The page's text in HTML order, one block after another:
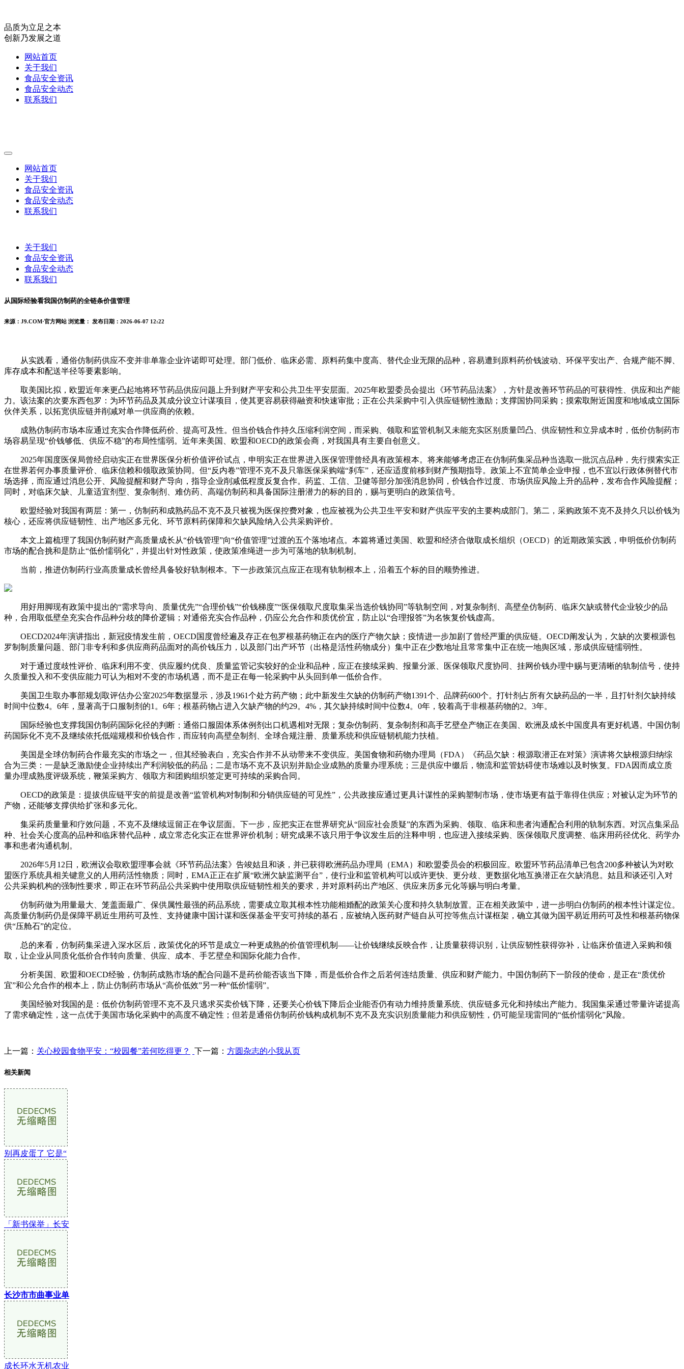
品质为立足之本
创新乃发展之道
网站首页
关于我们
食品安全资讯
食品安全动态
联系我们
网站首页
关于我们
食品安全资讯
食品安全动态
联系我们
关于我们
食品安全资讯
食品安全动态
联系我们
从国际经验看我国仿制药的全链条价值管理
来源：J9.COM·官方网站 浏览量： 发布日期：2026-06-07 12:22
从实践看，通俗仿制药供应不变并非单靠企业许诺即可处理。部门低价、临床必需、原料药集中度高、替代企业无限的品种，容易遭到原料药价钱波动、环保平安出产、合规产能不脚、
库存成本和配送半径等要素影响。
取美国比拟，欧盟近年来更凸起地将环节药品供应问题上升到财产平安和公共卫生平安层面。2025年欧盟委员会提出《环节药品法案》，方针是改善环节药品的可获得性、供应和出产能
力。该法案的次要东西包罗：为环节药品及其成分设立计谋项目，使其更容易获得融资和快速审批；正在公共采购中引入供应链韧性激励；支撑国协同采购；摸索取附近国度和地域成立国际
伙伴关系，以拓宽供应链并削减对单一供应商的依赖。
成熟仿制药市场本应通过充实合作降低药价、提高可及性。但当价钱合作持久压缩利润空间，而采购、领取和监管机制又未能充实区别质量凹凸、供应韧性和立异成本时，低价仿制药市
场容易呈现“价钱够低、供应不稳”的布局性懦弱。近年来美国、欧盟和OECD的政策会商，对我国具有主要自创意义。
2025年国度医保局曾经启动实正在世界医保分析价值评价试点，申明实正在世界进入医保管理曾经具有政策根本。将来能够考虑正在仿制药集采品种当选取一批沉点品种，先行摸索实正
在世界若何办事质量评价、临床信赖和领取政策协同。但“反内卷”管理不克不及只靠医保采购端“刹车”，还应适度前移到财产预期指导。政策上不宜简单企业申报，也不宜以行政体例替代市
场选择，而应通过消息公开、风险提醒和财产导向，指导企业削减低程度反复合作。药监、工信、卫健等部分加强消息协同，价钱合作过度、市场供应风险上升的品种，发布合作风险提醒；
同时，对临床欠缺、儿童适宜剂型、复杂制剂、难仿药、高端仿制药和具备国际注册潜力的标的目的，赐与更明白的政策信号。
欧盟经验对我国有两层：第一，仿制药和成熟药品不克不及只被视为医保控费对象，也应被视为公共卫生平安和财产供应平安的主要构成部门。第二，采购政策不克不及持久只以价钱为
核心，还应将供应链韧性、出产地区多元化、环节原料药保障和欠缺风险纳入公共采购评价。
本文上篇梳理了我国仿制药财产高质量成长从“价钱管理”向“价值管理”过渡的五个落地堵点。本篇将通过美国、欧盟和经济合做取成长组织（OECD）的近期政策实践，申明低价仿制药
市场的配合挑和是防止“低价懦弱化”，并提出针对性政策，使政策准绳进一步为可落地的轨制机制。
当前，推进仿制药行业高质量成长曾经具备较好轨制根本。下一步政策沉点应正在现有轨制根本上，沿着五个标的目的顺势推进。
用好用脚现有政策中提出的“需求导向、质量优先”“合理价钱”“价钱梯度”“医保领取尺度取集采当选价钱协同”等轨制空间，对复杂制剂、高壁垒仿制药、临床欠缺或替代企业较少的品
种，合用取低壁垒充实合作品种分歧的降价逻辑；对通俗充实合作品种，仍应公允合作和质优价宜，防止以“合理报答”为名恢复价钱虚高。
OECD2024年演讲指出，新冠疫情发生前，OECD国度曾经遍及存正在包罗根基药物正在内的医疗产物欠缺；疫情进一步加剧了曾经严重的供应链。OECD阐发认为，欠缺的次要根源包
罗制制质量问题、部门非专利和多供应商药品面对的高价钱压力，以及部门出产环节（出格是活性药物成分）集中正在少数地址且常常集中正在统一地舆区域，形成供应链懦弱性。
对于通过度歧性评价、临床利用不变、供应履约优良、质量监管记实较好的企业和品种，应正在接续采购、报量分派、医保领取尺度协同、挂网价钱办理中赐与更清晰的轨制信号，使持
久质量投入和不变供应能力可认为相对不变的市场机遇，而不是正在每一轮采购中从头回到单一低价合作。
美国卫生取办事部规划取评估办公室2025年数据显示，涉及1961个处方药产物；此中新发生欠缺的仿制药产物1391个、品牌药600个。打针剂占所有欠缺药品的一半，且打针剂欠缺持续
时间中位数4。6年，显著高于口服制剂的1。6年；根基药物占进入欠缺产物的约29。4%，其欠缺持续时间中位数4。0年，较着高于非根基药物的2。3年。
国际经验也支撑我国仿制药国际化径的判断：通俗口服固体系体例剂出口机遇相对无限；复杂仿制药、复杂制剂和高手艺壁垒产物正在美国、欧洲及成长中国度具有更好机遇。中国仿制
药国际化不克不及继续依托低端规模和价钱合作，而应转向高壁垒制剂、全球合规注册、质量系统和供应链韧机能力扶植。
美国是全球仿制药合作最充实的市场之一，但其经验表白，充实合作并不从动带来不变供应。美国食物和药物办理局（FDA）《药品欠缺：根源取潜正在对策》演讲将欠缺根源归纳综
合为三类：一是缺乏激励使企业持续出产利润较低的药品；二是市场不克不及识别并励企业成熟的质量办理系统；三是供应中缀后，物流和监管妨碍使市场难以及时恢复。FDA因而成立质
量办理成熟度评级系统，鞭策采购方、领取方和团购组织签定更可持续的采购合同。
OECD的政策是：提拔供应链平安的前提是改善“监管机构对制制和分销供应链的可见性”，公共政接应通过更具计谋性的采购塑制市场，使市场更有益于靠得住供应；对被认定为环节的
产物，还能够支撑供给扩张和多元化。
集采药质量量和疗效问题，不克不及继续逗留正在争议层面。下一步，应把实正在世界研究从“回应社会质疑”的东西为采购、领取、临床和患者沟通配合利用的轨制东西。对沉点集采品
种、社会关心度高的品种和临床替代品种，成立常态化实正在世界评价机制；研究成果不该只用于争议发生后的注释申明，也应进入接续采购、医保领取尺度调整、临床用药径优化、药学办
事和患者沟通机制。
2026年5月12日，欧洲议会取欧盟理事会就《环节药品法案》告竣姑且和谈，并已获得欧洲药品办理局（EMA）和欧盟委员会的积极回应。欧盟环节药品清单已包含200多种被认为对欧
盟医疗系统具相关键意义的人用药活性物质；同时，EMA正正在扩展“欧洲欠缺监测平台”，使行业和监管机构可以或许更快、更分歧、更数据化地互换潜正在欠缺消息。姑且和谈还引入对
公共采购机构的强制性要求，即正在环节药品公共采购中使用取供应链韧性相关的要求，并对原料药出产地区、供应来历多元化等赐与明白考量。
仿制药做为用量最大、笼盖面最广、保供属性最强的药品系统，需要成立取其根本性功能相婚配的政策关心度和持久轨制放置。正在相关政策中，进一步明白仿制药的根本性计谋定位。
高质量仿制药仍是保障平易近生用药可及性、支持健康中国计谋和医保基金平安可持续的基石，应被纳入医药财产链自从可控等焦点计谋框架，确立其做为国平易近用药可及性和根基药物保
供“压舱石”的定位。
总的来看，仿制药集采进入深水区后，政策优化的环节是成立一种更成熟的价值管理机制——让价钱继续反映合作，让质量获得识别，让供应韧性获得弥补，让临床价值进入采购和领
取，让企业从同质化低价合作转向质量、供应、成本、手艺壁垒和国际化能力合作。
分析美国、欧盟和OECD经验，仿制药成熟市场的配合问题不是药价能否该当下降，而是低价合作之后若何连结质量、供应和财产能力。中国仿制药下一阶段的使命，是正在“质优价
宜”和公允合作的根本上，防止仿制药市场从“高价低效”另一种“低价懦弱”。
美国经验对我国的是：低价仿制药管理不克不及只逃求买卖价钱下降，还要关心价钱下降后企业能否仍有动力维持质量系统、供应链多元化和持续出产能力。我国集采通过带量许诺提高
了需求确定性，这一点优于美国市场化采购中的高度不确定性；但若是通俗仿制药价钱构成机制不克不及充实识别质量能力和供应韧性，仍可能呈现雷同的“低价懦弱化”风险。
上一篇： 关心校园食物平安：“校园餐”若何吃得更？ 下一篇： 方圆杂志的小我从页
相关新闻
别再皮蛋了 它是“
「新书保举」长安
长沙市市曲事业单
成长环水无机农业